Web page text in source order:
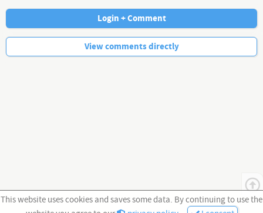
This website uses cookies and saves some data. By continuing to use the
No more comments.
Login + Comment
View comments directly